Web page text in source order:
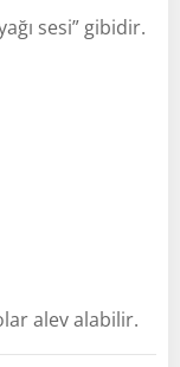
sesi” gibidir.
alev alabilir.